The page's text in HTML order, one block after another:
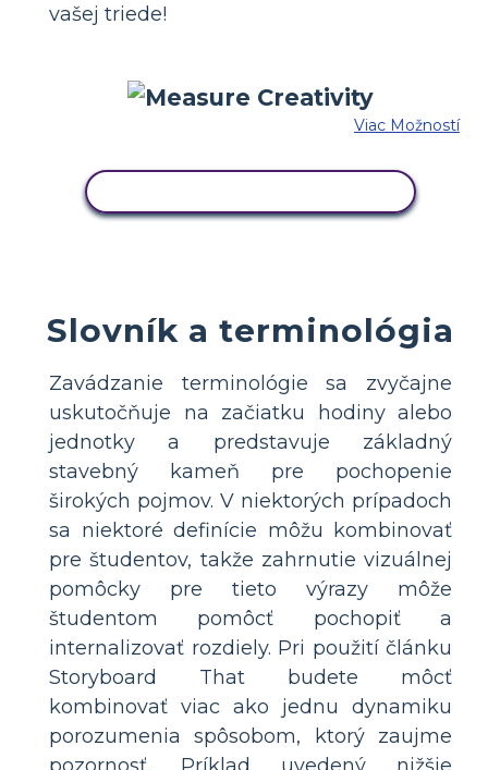
vašej triede!
Viac Možností
Slovník a terminológia
Zavádzanie terminológie sa zvyčajne
uskutočňuje na začiatku hodiny alebo
jednotky a predstavuje základný
stavebný kameň pre pochopenie
širokých pojmov. V niektorých prípadoch
sa niektoré definície môžu kombinovať
pre študentov, takže zahrnutie vizuálnej
pomôcky pre tieto výrazy môže
študentom pomôcť pochopiť a
internalizovať rozdiely. Pri použití článku
Storyboard That budete môcť
kombinovať viac ako jednu dynamiku
porozumenia spôsobom, ktorý zaujme